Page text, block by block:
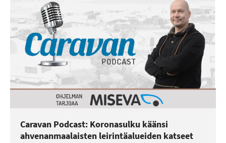
Caravan Podcast: Koronasulku käänsi
ahvenanmaalaisten leirintäalueiden katseet